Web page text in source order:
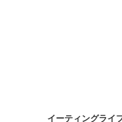
イーティングライ